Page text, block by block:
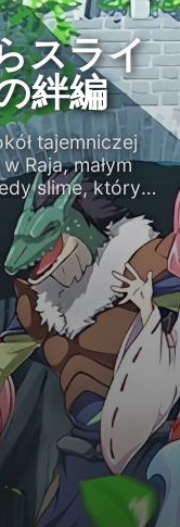
スライ
絆編
tajemniczej
Raja, małym
slime, który
o imieniu
Hiiro, ocalałym
Moc więzi
gry, a
śmierć w
prawdy
następnej
włączeniu
już około
nieświadomie
było ich
opowieści,
i w tym
się
gracz. Chcąc
piętro
ryzykował
kiedy
pewnej
walki